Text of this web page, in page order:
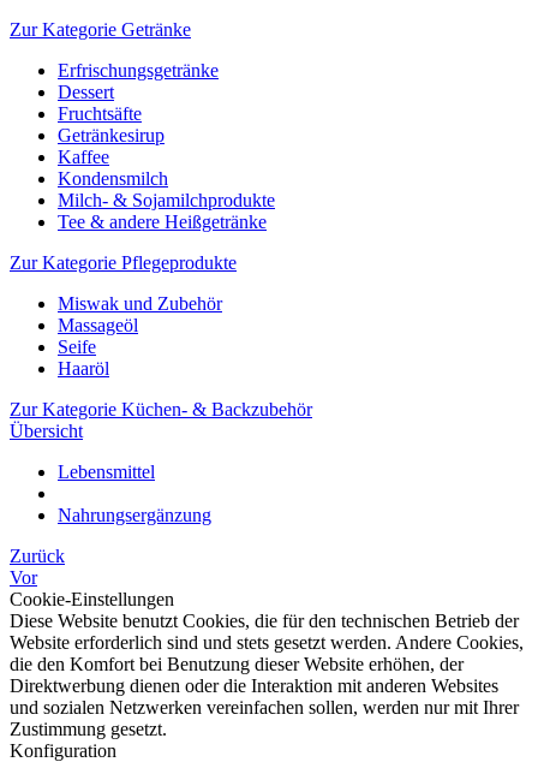
Zur Kategorie Getränke
Erfrischungsgetränke
Dessert
Fruchtsäfte
Getränkesirup
Kaffee
Kondensmilch
Milch- & Sojamilchprodukte
Tee & andere Heißgetränke
Zur Kategorie Pflegeprodukte
Miswak und Zubehör
Massageöl
Seife
Haaröl
Zur Kategorie Küchen- & Backzubehör
Übersicht
Lebensmittel
Nahrungsergänzung
Zurück
Vor
Cookie-Einstellungen
Diese Website benutzt Cookies, die für den technischen Betrieb der
Website erforderlich sind und stets gesetzt werden. Andere Cookies,
die den Komfort bei Benutzung dieser Website erhöhen, der
Direktwerbung dienen oder die Interaktion mit anderen Websites
und sozialen Netzwerken vereinfachen sollen, werden nur mit Ihrer
Zustimmung gesetzt.
Konfiguration